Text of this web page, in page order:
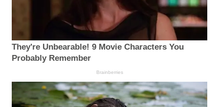
They're Unbearable! 9 Movie Characters You
Probably Remember
Brainberries